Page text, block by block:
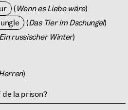
(Wenn es Liebe wäre)
(Das Tier im Dschungel)
Ein russischer Winter)
)
de la prison?